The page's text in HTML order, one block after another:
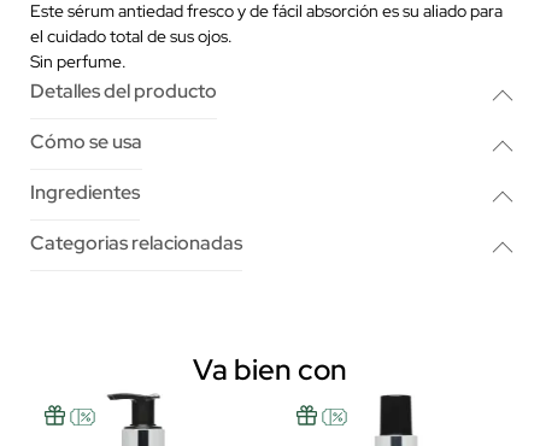
Este sérum antiedad fresco y de fácil absorción es su aliado para
el cuidado total de sus ojos.
Sin perfume.
Detalles del producto
Cómo se usa
Ingredientes
Categorias relacionadas
Va bien con